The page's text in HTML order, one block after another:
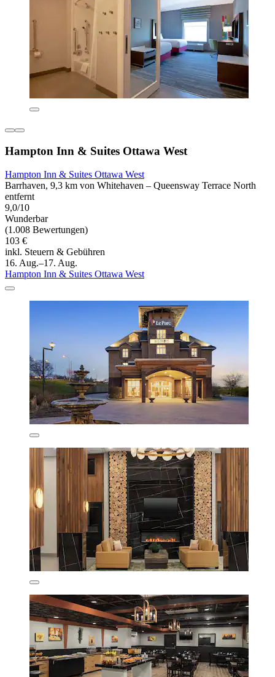
Hampton Inn & Suites Ottawa West
Hampton Inn & Suites Ottawa West
Barrhaven, 9,3 km von Whitehaven – Queensway Terrace North
entfernt
9,0/10
Wunderbar
(1.008 Bewertungen)
103 €
inkl. Steuern & Gebühren
16. Aug.–17. Aug.
Hampton Inn & Suites Ottawa West